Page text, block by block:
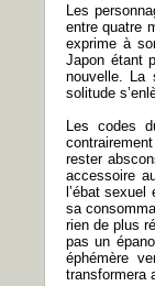
Les
entre quatre
exprime à
Japon étant
nouvelle. La
solitude
Les codes
rester
accessoire
l’ébat
sa
rien de plus
pas un
éphémère
transformera